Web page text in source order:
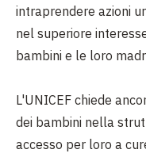
intraprendere azioni
nel superiore
bambini e le loro
L'UNICEF chiede
dei bambini nella
accesso per loro a